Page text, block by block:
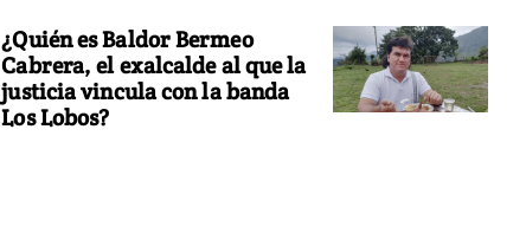
¿Quién es Baldor Bermeo
Cabrera, el exalcalde al que la
justicia vincula con la banda
Los Lobos?